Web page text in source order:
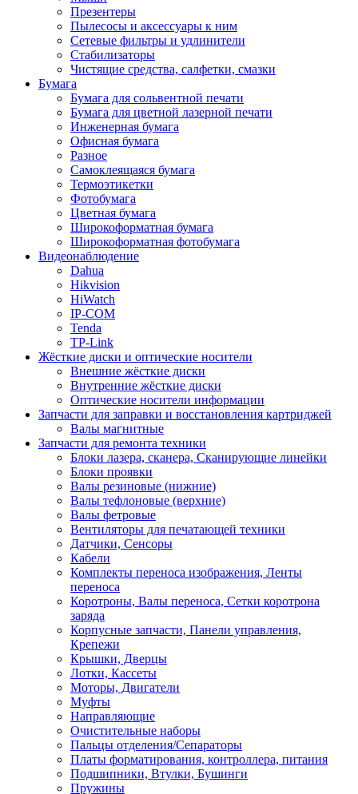
Презентеры
Пылесосы и аксессуары к ним
Сетевые фильтры и удлинители
Стабилизаторы
Чистящие средства, салфетки, смазки
Бумага
Бумага для сольвентной печати
Бумага для цветной лазерной печати
Инженерная бумага
Офисная бумага
Разное
Самоклеящаяся бумага
Термоэтикетки
Фотобумага
Цветная бумага
Широкоформатная бумага
Широкоформатная фотобумага
Видеонаблюдение
Dahua
Hikvision
HiWatch
IP-COM
Tenda
TP-Link
Жёсткие диски и оптические носители
Внешние жёсткие диски
Внутренние жёсткие диски
Оптические носители информации
Запчасти для заправки и восстановления картриджей
Валы магнитные
Запчасти для ремонта техники
Блоки лазера, сканера, Сканирующие линейки
Блоки проявки
Валы резиновые (нижние)
Валы тефлоновые (верхние)
Валы фетровые
Вентиляторы для печатающей техники
Датчики, Сенсоры
Кабели
Комплекты переноса изображения, Ленты
переноса
Коротроны, Валы переноса, Сетки коротрона
заряда
Корпусные запчасти, Панели управления,
Крепежи
Крышки, Дверцы
Лотки, Кассеты
Моторы, Двигатели
Муфты
Направляющие
Очистительные наборы
Пальцы отделения/Сепараторы
Платы форматирования, контроллера, питания
Подшипники, Втулки, Бушинги
Пружины